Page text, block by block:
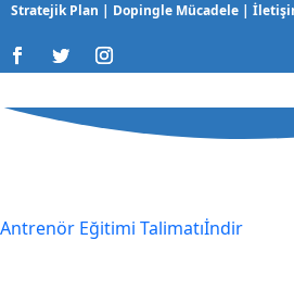
Stratejik Plan | Dopingle Mücadele |
Antrenör Eğitimi Talimatıİndir